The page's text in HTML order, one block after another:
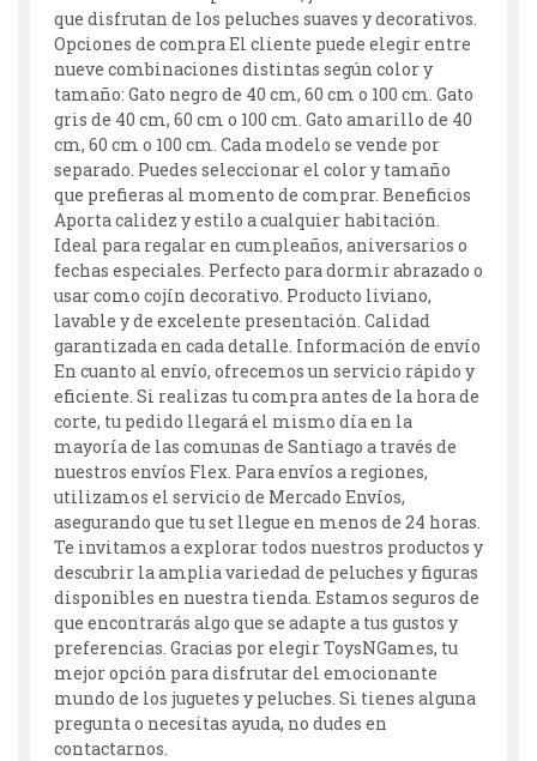
que disfrutan de los peluches suaves y decorativos.
Opciones de compra El cliente puede elegir entre
nueve combinaciones distintas según color y
tamaño: Gato negro de 40 cm, 60 cm o 100 cm. Gato
gris de 40 cm, 60 cm o 100 cm. Gato amarillo de 40
cm, 60 cm o 100 cm. Cada modelo se vende por
separado. Puedes seleccionar el color y tamaño
que prefieras al momento de comprar. Beneficios
Aporta calidez y estilo a cualquier habitación.
Ideal para regalar en cumpleaños, aniversarios o
fechas especiales. Perfecto para dormir abrazado o
usar como cojín decorativo. Producto liviano,
lavable y de excelente presentación. Calidad
garantizada en cada detalle. Información de envío
En cuanto al envío, ofrecemos un servicio rápido y
eficiente. Si realizas tu compra antes de la hora de
corte, tu pedido llegará el mismo día en la
mayoría de las comunas de Santiago a través de
nuestros envíos Flex. Para envíos a regiones,
utilizamos el servicio de Mercado Envíos,
asegurando que tu set llegue en menos de 24 horas.
Te invitamos a explorar todos nuestros productos y
descubrir la amplia variedad de peluches y figuras
disponibles en nuestra tienda. Estamos seguros de
que encontrarás algo que se adapte a tus gustos y
preferencias. Gracias por elegir ToysNGames, tu
mejor opción para disfrutar del emocionante
mundo de los juguetes y peluches. Si tienes alguna
pregunta o necesitas ayuda, no dudes en
contactarnos.